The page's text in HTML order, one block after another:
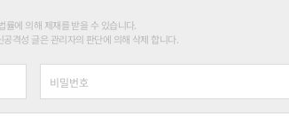
률에 의해 제재를 받을 수 있습니다.
격성 글은 관리자의 판단에 의해 삭제 합니다.